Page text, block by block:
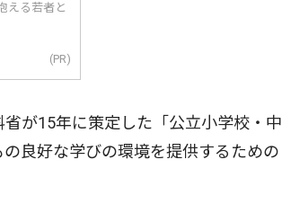
える若者と
(PR)
が15年に策定した「公立小学校・中
良好な学びの環境を提供するための